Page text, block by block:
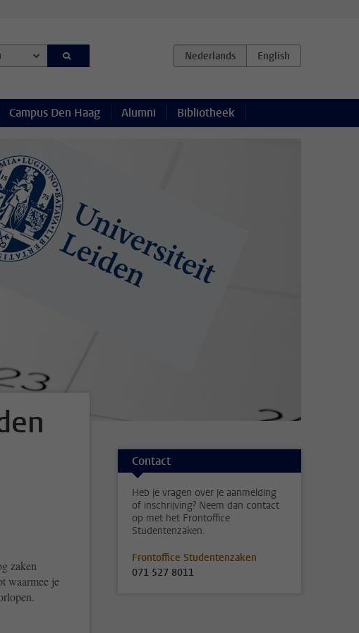
Campus Den Haag Alumni Bibliotheek
zaken
waarmee je
Contact
Heb je vragen over je aanmelding
of inschrijving? Neem dan contact
op met het Frontoffice
Studentenzaken.
Frontoffice Studentenzaken
071 527 8011